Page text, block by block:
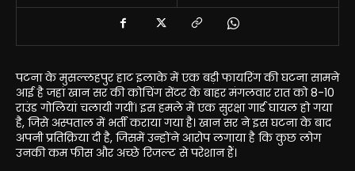
पटना के मुसल्लहपुर हाट इलाके में एक बड़ी फायरिंग की घटना सामने
आई है जहां खान सर की कोचिंग सेंटर के बाहर मंगलवार रात को 8-10
राउंड गोलियां चलायी गयीं। इस हमले में एक सुरक्षा गार्ड घायल हो गया
है, जिसे अस्पताल में भर्ती कराया गया है। खान सर ने इस घटना के बाद
अपनी प्रतिक्रिया दी है, जिसमें उन्होंने आरोप लगाया है कि कुछ लोग
उनकी कम फीस और अच्छे रिजल्ट से परेशान हैं।